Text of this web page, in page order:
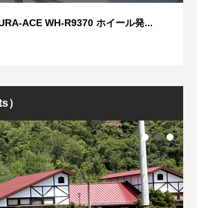
ACE WH-R9370 ホイール発...
）